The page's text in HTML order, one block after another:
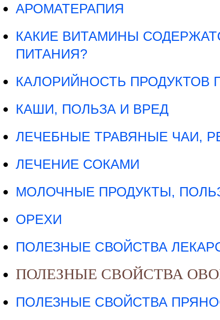
АРОМАТЕРАПИЯ
КАКИЕ ВИТАМИНЫ
ПИТАНИЯ?
КАЛОРИЙНОСТЬ ПРОДУКТОВ
КАШИ, ПОЛЬЗА И ВРЕД
ЛЕЧЕБНЫЕ ТРАВЯНЫЕ ЧАИ,
ЛЕЧЕНИЕ СОКАМИ
МОЛОЧНЫЕ ПРОДУКТЫ,
ОРЕХИ
ПОЛЕЗНЫЕ СВОЙСТВА
ПОЛЕЗНЫЕ СВОЙСТВА
ПОЛЕЗНЫЕ СВОЙСТВА